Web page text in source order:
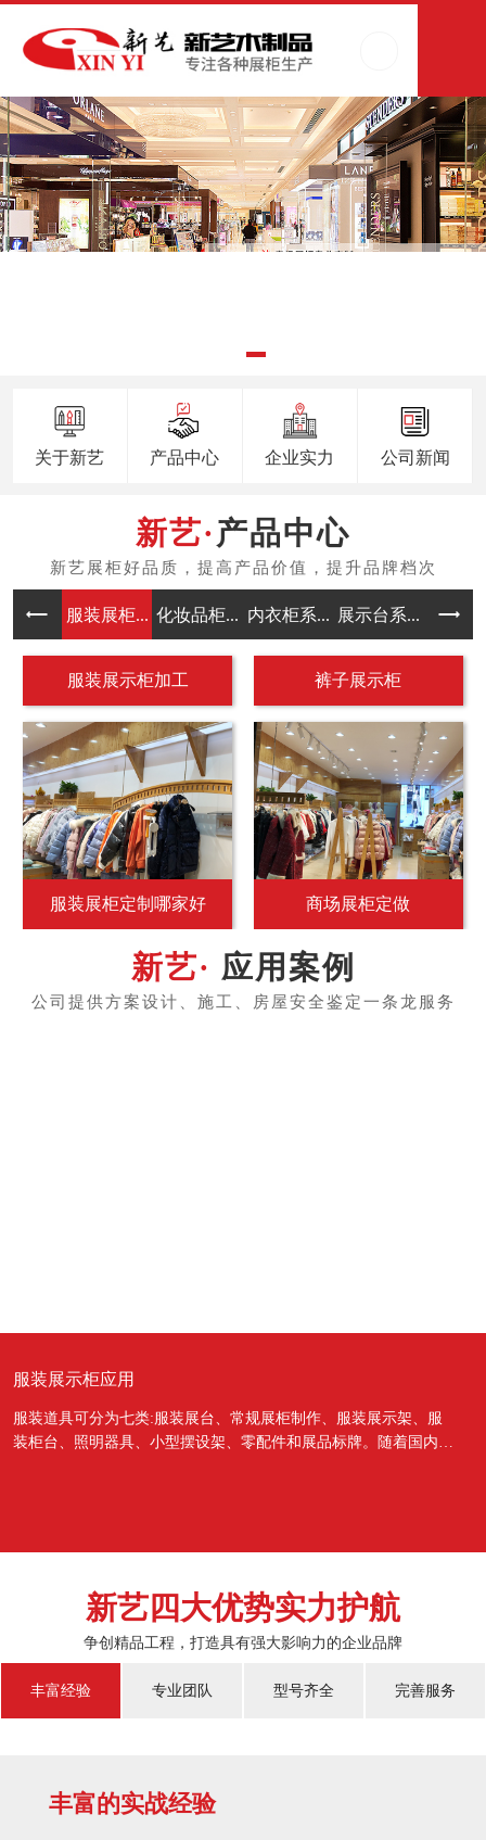
关于新艺 产品中心 企业实力 公司新闻
产品中心
服装展柜... 化妆品柜... 内衣柜系... 展示台系... 中岛
服装展示柜加工 裤子展示柜
服装展柜定制哪家好 商场展柜定做
应用案例
服装展示柜应用
服装道具可分为七类:服装展台、常规展柜制作、服装展示架、服
装柜台、照明器具、小型摆设架、零配件和展品标牌。随着国内经
新艺四大优势实力护航
争创精品工程，打造具有强大影响力的企业品牌
丰富经验 专业团队 型号齐全 完善服务
丰富的实战经验